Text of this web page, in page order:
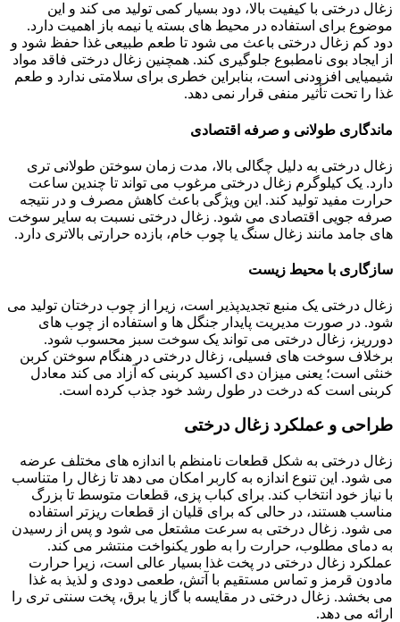
زغال درختی با کیفیت بالا، دود بسیار کمی تولید می کند و این
موضوع برای استفاده در محیط های بسته یا نیمه باز اهمیت دارد.
دود کم زغال درختی باعث می شود تا طعم طبیعی غذا حفظ شود و
از ایجاد بوی نامطبوع جلوگیری کند. همچنین زغال درختی فاقد مواد
شیمیایی افزودنی است، بنابراین خطری برای سلامتی ندارد و طعم
غذا را تحت تأثیر منفی قرار نمی دهد.
ماندگاری طولانی و صرفه اقتصادی
زغال درختی به دلیل چگالی بالا، مدت زمان سوختن طولانی تری
دارد. یک کیلوگرم زغال درختی مرغوب می تواند تا چندین ساعت
حرارت مفید تولید کند. این ویژگی باعث کاهش مصرف و در نتیجه
صرفه جویی اقتصادی می شود. زغال درختی نسبت به سایر سوخت
های جامد مانند زغال سنگ یا چوب خام، بازده حرارتی بالاتری دارد.
سازگاری با محیط زیست
زغال درختی یک منبع تجدیدپذیر است، زیرا از چوب درختان تولید می
شود. در صورت مدیریت پایدار جنگل ها و استفاده از چوب های
دورریز، زغال درختی می تواند یک سوخت سبز محسوب شود.
برخلاف سوخت های فسیلی، زغال درختی در هنگام سوختن کربن
خنثی است؛ یعنی میزان دی اکسید کربنی که آزاد می کند معادل
کربنی است که درخت در طول رشد خود جذب کرده است.
طراحی و عملکرد زغال درختی
زغال درختی به شکل قطعات نامنظم با اندازه های مختلف عرضه
می شود. این تنوع اندازه به کاربر امکان می دهد تا زغال را متناسب
با نیاز خود انتخاب کند. برای کباب پزی، قطعات متوسط تا بزرگ
مناسب هستند، در حالی که برای قلیان از قطعات ریزتر استفاده
می شود. زغال درختی به سرعت مشتعل می شود و پس از رسیدن
به دمای مطلوب، حرارت را به طور یکنواخت منتشر می کند.
عملکرد زغال درختی در پخت غذا بسیار عالی است، زیرا حرارت
مادون قرمز و تماس مستقیم با آتش، طعمی دودی و لذیذ به غذا
می بخشد. زغال درختی در مقایسه با گاز یا برق، پخت سنتی تری را
ارائه می دهد.